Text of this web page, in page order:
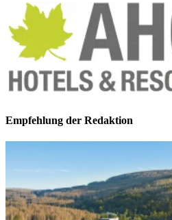
Empfehlung der Redaktion